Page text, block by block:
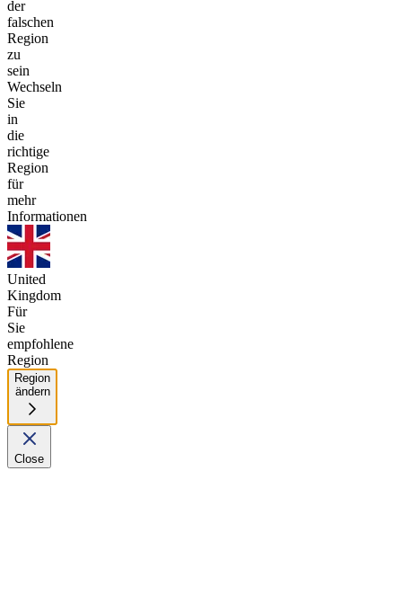
der
falschen
Region
zu
sein
Wechseln
Sie
in
die
richtige
Region
für
mehr
Informationen
United
Kingdom
Für
Sie
empfohlene
Region
Region
ändern
Close